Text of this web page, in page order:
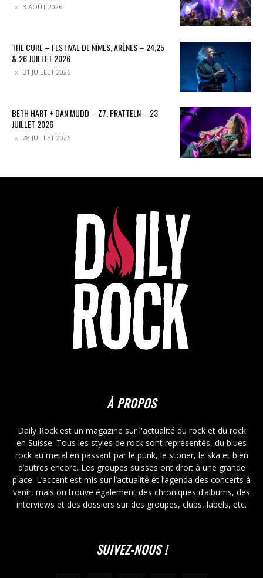
3 AOÛT 2026
THE CURE – FESTIVAL DE NÎMES, ARÈNES – 24,25
& 26 JUILLET 2026
31 JUILLET 2026
BETH HART + DAN MUDD – Z7, PRATTELN – 23
JUILLET 2026
28 JUILLET 2026
À PROPOS
Daily Rock est un magazine sur l'actualité du rock et du rock
en Suisse. Tous les styles de rock sont représentés, du blues
rock au metal en passant par le punk, le stoner, le ska et bien
d’autres encore. Les groupes suisses ont droit à une grande
place. L’accent est mis sur l’actualité et l’agenda des concerts à
venir, mais on trouve également des chroniques d’albums, des
interviews et des dossiers sur des groupes, clubs, labels, etc.
SUIVEZ-NOUS !